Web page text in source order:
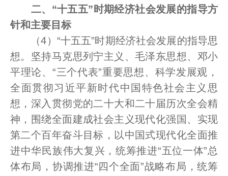
二、“十五五”时期经济社会发展的指导方
针和主要目标
（4）“十五五”时期经济社会发展的指导思
想。坚持马克思列宁主义、毛泽东思想、邓小
平理论、“三个代表”重要思想、科学发展观，
全面贯彻习近平新时代中国特色社会主义思
想，深入贯彻党的二十大和二十届历次全会精
神，围绕全面建成社会主义现代化强国、实现
第二个百年奋斗目标，以中国式现代化全面推
进中华民族伟大复兴，统筹推进“五位一体”总
体布局，协调推进“四个全面”战略布局，统筹